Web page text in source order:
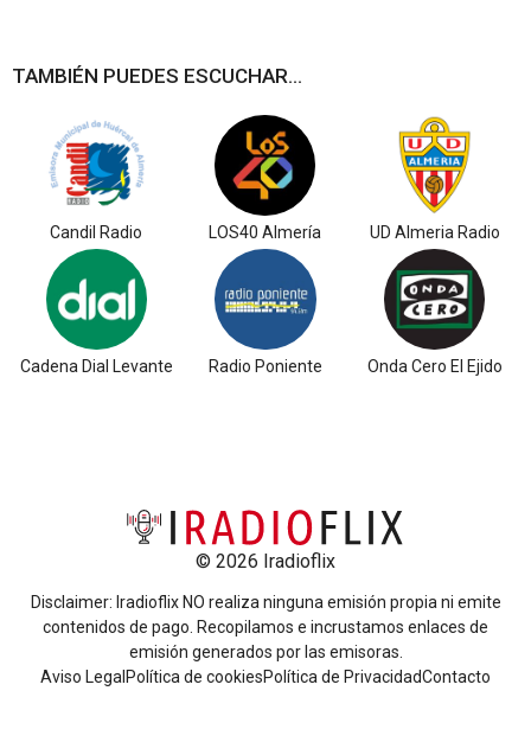
TAMBIÉN PUEDES ESCUCHAR...
Candil Radio LOS40 Almería UD Almeria Radio
Cadena Dial Levante Radio Poniente Onda Cero El Ejido
© 2026 Iradioflix
Disclaimer: Iradioflix NO realiza ninguna emisión propia ni emite
contenidos de pago. Recopilamos e incrustamos enlaces de
emisión generados por las emisoras.
Aviso LegalPolítica de cookiesPolítica de PrivacidadContacto